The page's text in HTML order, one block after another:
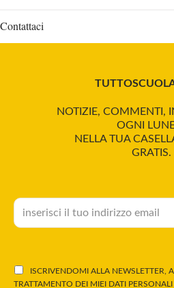
Contattaci
NOTIZIE, COMMENTI,
OGNI
NELLA TUA
GRATIS.
ISCRIVENDOMI ALLA NEWSLETTER,
TRATTAMENTO DEI MIEI DATI